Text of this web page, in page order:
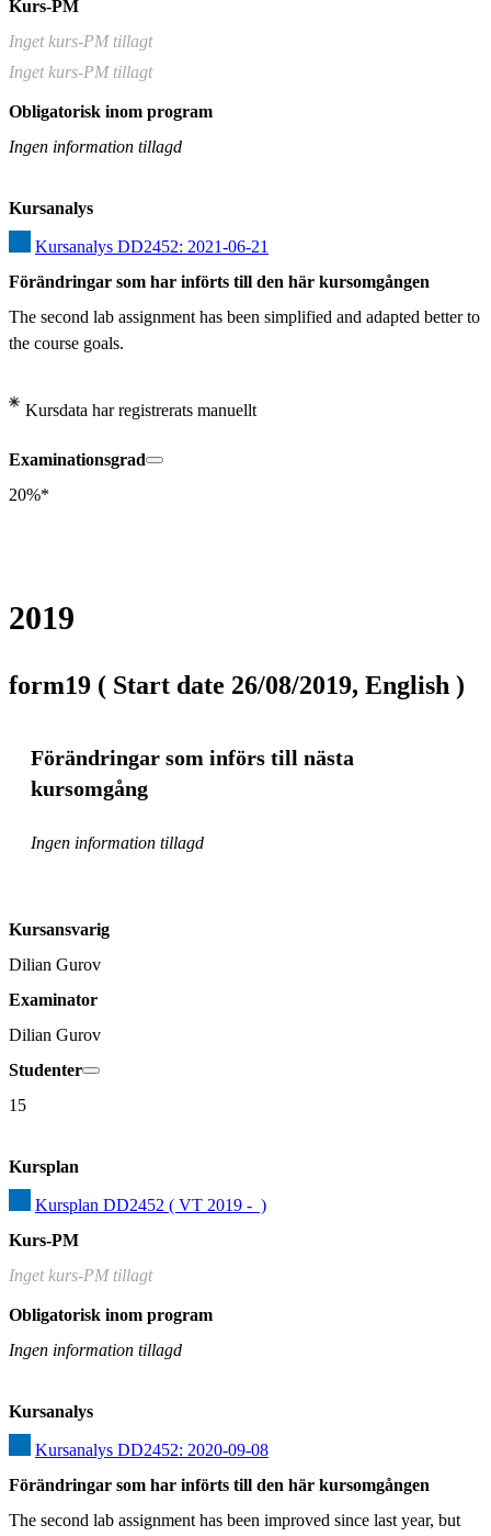
Kurs-PM
Inget kurs-PM tillagt
Inget kurs-PM tillagt
Obligatorisk inom program
Ingen information tillagd
Kursanalys
Kursanalys DD2452: 2021-06-21
Förändringar som har införts till den här kursomgången
The second lab assignment has been simplified and adapted better to
the course goals.
Kursdata har registrerats manuellt
Examinationsgrad
20%*
2019
form19 ( Start date 26/08/2019, English )
Förändringar som införs till nästa
kursomgång
Ingen information tillagd
Kursansvarig
Dilian Gurov
Examinator
Dilian Gurov
Studenter
15
Kursplan
Kursplan DD2452 ( VT 2019 -  )
Kurs-PM
Inget kurs-PM tillagt
Obligatorisk inom program
Ingen information tillagd
Kursanalys
Kursanalys DD2452: 2020-09-08
Förändringar som har införts till den här kursomgången
The second lab assignment has been improved since last year, but